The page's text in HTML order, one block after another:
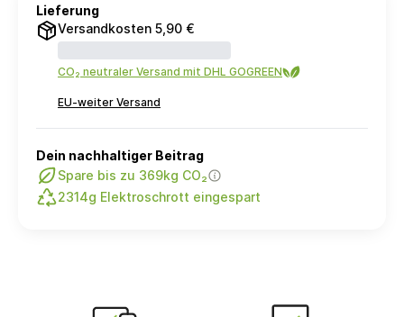
Lieferung
Versandkosten 5,90 €
CO₂ neutraler Versand mit DHL GOGREEN
EU-weiter Versand
Dein nachhaltiger Beitrag
Spare bis zu 369kg CO₂
2314g Elektroschrott eingespart